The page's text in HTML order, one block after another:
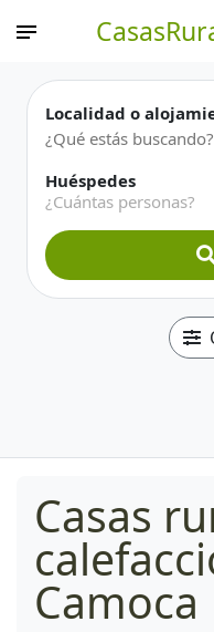
Localidad o
Huéspedes
¿Cuántas personas?
Casas
Camoca